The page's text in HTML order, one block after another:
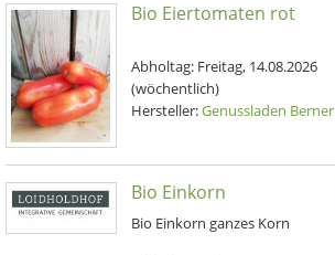
Bio Eiertomaten rot
Abholtag: Freitag, 14.08.2026
(wöchentlich)
Hersteller:Genussladen Berner
Bio Einkorn
Bio Einkorn ganzes Korn